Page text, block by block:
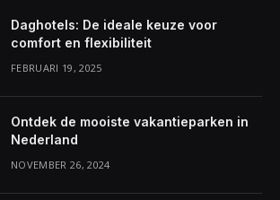
Daghotels: De ideale keuze voor
comfort en flexibiliteit
FEBRUARI 19, 2025
Ontdek de mooiste vakantieparken in
Nederland
NOVEMBER 26, 2024